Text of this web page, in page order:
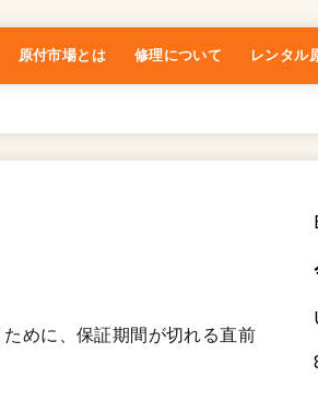
原付市場とは 修理について レンタル
めに、保証期間が切れる直前